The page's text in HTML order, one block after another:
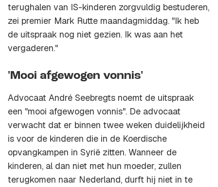
terughalen van IS-kinderen zorgvuldig bestuderen,
zei premier Mark Rutte maandagmiddag. "Ik heb
de uitspraak nog niet gezien. Ik was aan het
vergaderen."
'Mooi afgewogen vonnis'
Advocaat André Seebregts noemt de uitspraak
een "mooi afgewogen vonnis". De advocaat
verwacht dat er binnen twee weken duidelijkheid
is voor de kinderen die in de Koerdische
opvangkampen in Syrië zitten. Wanneer de
kinderen, al dan niet met hun moeder, zullen
terugkomen naar Nederland, durft hij niet in te